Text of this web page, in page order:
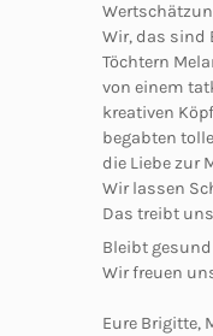
Wir, das sind
Töchtern
von einem
kreativen
begabten
die Liebe zur
Wir lassen
Das treibt
Bleibt
Wir freuen
Eure Brigitte,